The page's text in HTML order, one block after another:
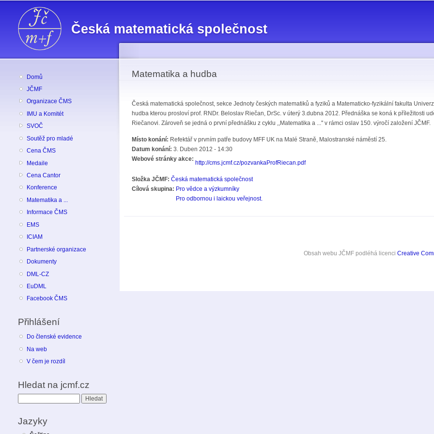
Česká matematická společnost
Domů
JČMF
Organizace ČMS
IMU a Komitét
SVOČ
Soutěž pro mladé
Cena ČMS
Medaile
Cena Cantor
Konference
Matematika a ...
Informace ČMS
EMS
ICIAM
Partnerské organizace
Dokumenty
DML-CZ
EuDML
Facebook ČMS
Přihlášení
Do členské evidence
Na web
V čem je rozdíl
Hledat na jcmf.cz
Jazyky
Matematika a hudba
Česká matematická společnost, sekce Jednoty českých matematiků a fyziků a Matematicko-fyzikální fakulta
hudba kterou prosloví prof. RNDr. Beloslav Riečan, DrSc. v úterý 3.dubna 2012. Přednáška se koná k příležitosti
Riečanovi. Zároveň se jedná o první přednášku z cyklu ,,Matematika a ...'' v rámci oslav 150. výročí založení JČMF.
Místo konání: Refektář v prvním patře budovy MFF UK na Malé Straně, Malostranské náměstí 25.
Datum konání: 3. Duben 2012 - 14:30
Webové stránky akce:
http://cms.jcmf.cz/pozvankaProfRiecan.pdf
Složka JČMF: Česká matematická společnost
Cílová skupina: Pro vědce a výzkumníky
Pro odbornou i laickou veřejnost.
Obsah webu JČMFpodléhá licenci Creative